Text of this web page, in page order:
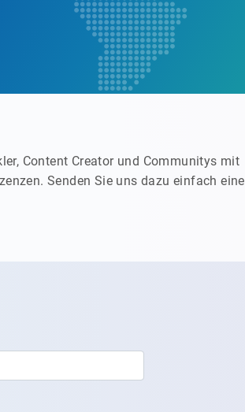
Content Creator und Communitys mit
Senden Sie uns dazu einfach eine